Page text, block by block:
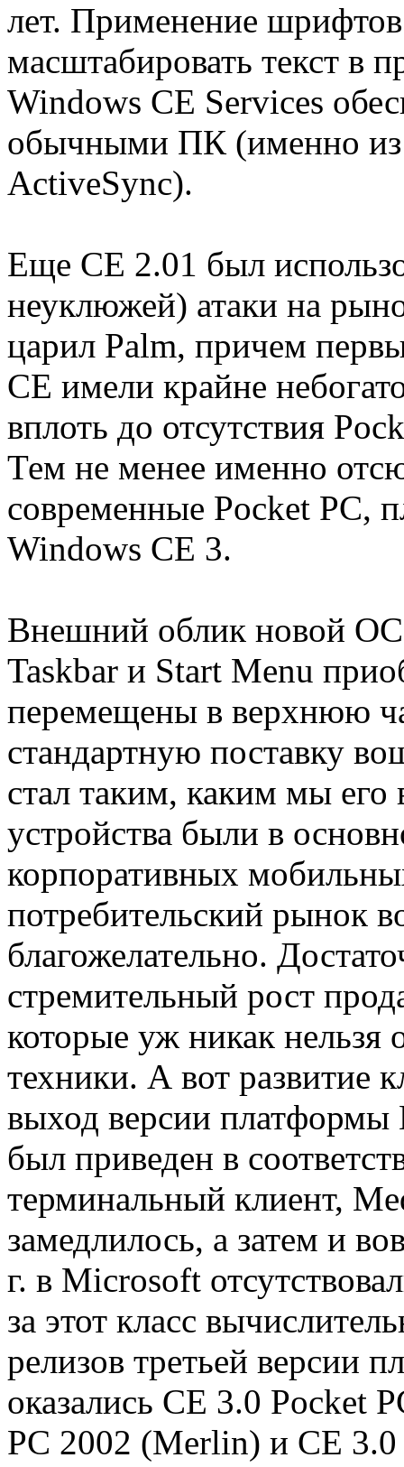
лет. Применение
масштабировать текст в
Windows CE Services
обычными ПК (именно
ActiveSync).
Еще CE 2.01 был
неуклюжей) атаки на
царил Palm, причем
CE имели крайне
вплоть до отсутствия
Тем не менее именно
современные Pocket PC,
Windows CE 3.
Внешний облик новой ОС
Taskbar и Start Menu
перемещены в верхнюю
стандартную поставку
стал таким, каким мы
устройства были в
корпоративных
потребительский рынок
благожелательно.
стремительный рост
которые уж никак нельзя
техники. А вот развитие
выход версии
был приведен в
терминальный клиент,
замедлилось, а затем и
г. в Microsoft
за этот класс
релизов третьей версии
оказались CE 3.0 Pocket
PC 2002 (Merlin) и CE